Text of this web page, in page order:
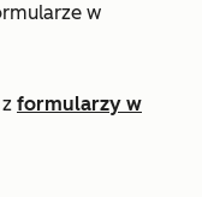
w
formularzy w